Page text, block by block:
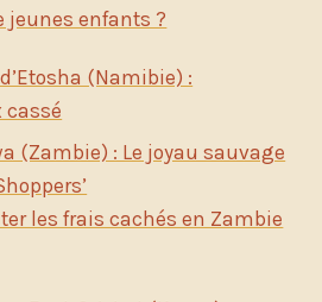
jeunes enfants ?
(Namibie) :
cassé
(Zambie) : Le joyau sauvage
les frais cachés en Zambie